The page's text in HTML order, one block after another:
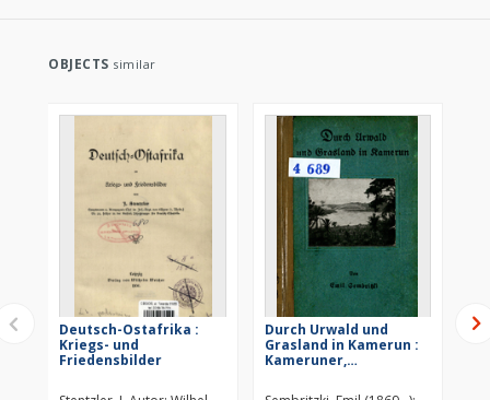
OBJECTS similar
Deutsch-Ostafrika :
Kriegs- und
Friedensbilder
Durch Urwald und
Grasland in Kamerun :
Kameruner,
für jung und alt